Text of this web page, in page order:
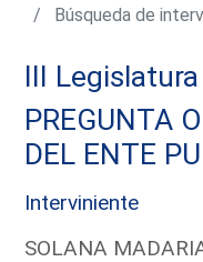
Búsqueda de
III Legislatura
PREGUNTA
DEL ENTE
Interviniente
SOLANA